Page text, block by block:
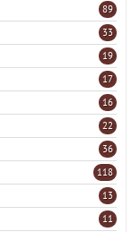
89
33
19
17
16
22
36
118
13
11